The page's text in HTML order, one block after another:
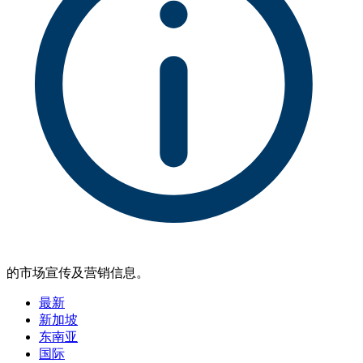
的市场宣传及营销信息。
最新
新加坡
东南亚
国际